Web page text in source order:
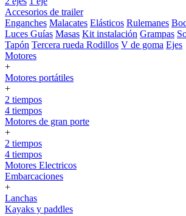
Accesorios de trailer
Enganches Malacates Elásticos Rulemanes
Luces Guías Masas Kit instalación Grampas
Tapón Tercera rueda Rodillos V de goma Ejes
Motores
+
Motores portátiles
+
2 tiempos
4 tiempos
Motores de gran porte
+
2 tiempos
4 tiempos
Motores Electricos
Embarcaciones
+
Lanchas
Kayaks y paddles